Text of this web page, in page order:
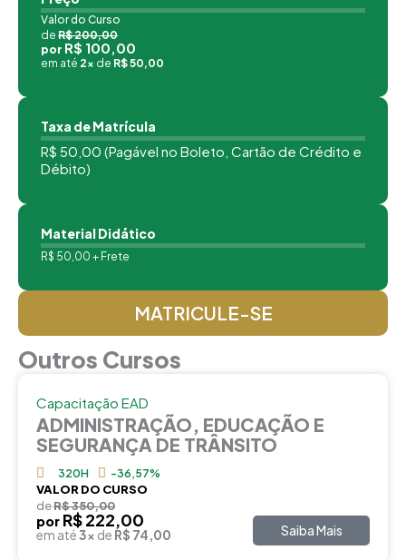
Valor do Curso
de R$ 200,00
por R$ 100,00
em até 2x de R$ 50,00
Taxa de Matrícula
R$ 50,00 (Pagável no Boleto, Cartão de Crédito e
Débito)
Material Didático
R$ 50,00 + Frete
MATRICULE-SE
Outros Cursos
Capacitação EAD
ADMINISTRAÇÃO, EDUCAÇÃO E
SEGURANÇA DE TRÂNSITO
320H -36,57%
VALOR DO CURSO
deR$ 350,00
por R$ 222,00
em até3x de R$ 74,00 Saiba Mais